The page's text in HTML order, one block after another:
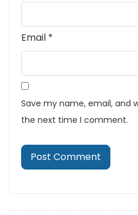
Email *
Save my name, email, and
the next time I comment.